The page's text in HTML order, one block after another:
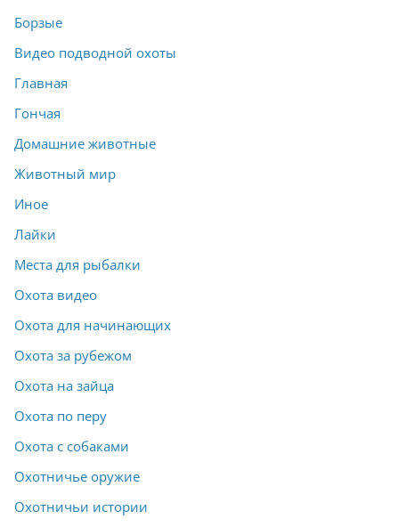
Борзые
Видео подводной охоты
Главная
Гончая
Домашние животные
Животный мир
Иное
Лайки
Места для рыбалки
Охота видео
Охота для начинающих
Охота за рубежом
Охота на зайца
Охота по перу
Охота с собаками
Охотничье оружие
Охотничьи истории